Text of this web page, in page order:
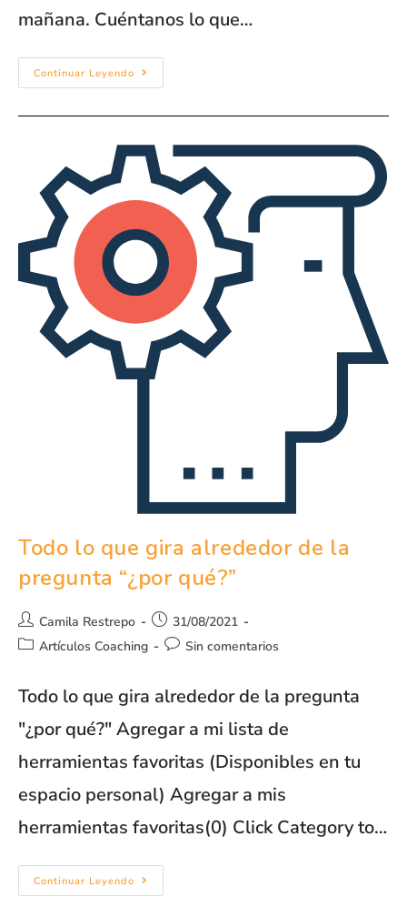
mañana. Cuéntanos lo que…
Continuar Leyendo
Todo lo que gira alrededor de la
pregunta “¿por qué?”
Camila Restrepo
31/08/2021
Artículos Coaching
Sin comentarios
Todo lo que gira alrededor de la pregunta
"¿por qué?" Agregar a mi lista de
herramientas favoritas (Disponibles en tu
espacio personal) Agregar a mis
herramientas favoritas(0) Click Category to…
Continuar Leyendo